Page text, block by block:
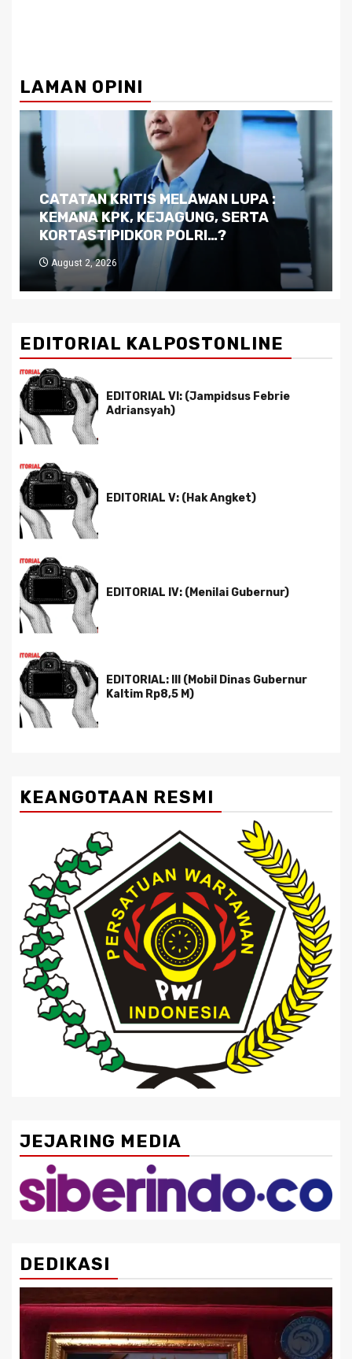
LAMAN OPINI
Dilema Kaltim di Tengah Krisis:
Kutukan Sumber Daya Alam dan
Pemimpin yang Tak Kreatif
July 29, 2026
EDITORIAL KALPOSTONLINE
EDITORIAL VI: (Jampidsus Febrie
Adriansyah)
EDITORIAL V: (Hak Angket)
EDITORIAL IV: (Menilai Gubernur)
EDITORIAL: III (Mobil Dinas Gubernur
Kaltim Rp8,5 M)
KEANGOTAAN RESMI
JEJARING MEDIA
DEDIKASI